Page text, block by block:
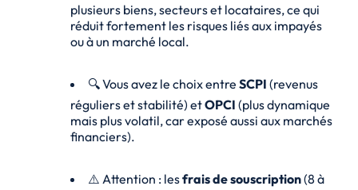
plusieurs biens, secteurs et locataires, ce qui
réduit fortement les risques liés aux impayés
ou à un marché local.
🔍 Vous avez le choix entre SCPI (revenus
réguliers et stabilité) etOPCI (plus dynamique
mais plus volatil, car exposé aussi aux marchés
financiers).
⚠️ Attention : lesfrais de souscription(8 à